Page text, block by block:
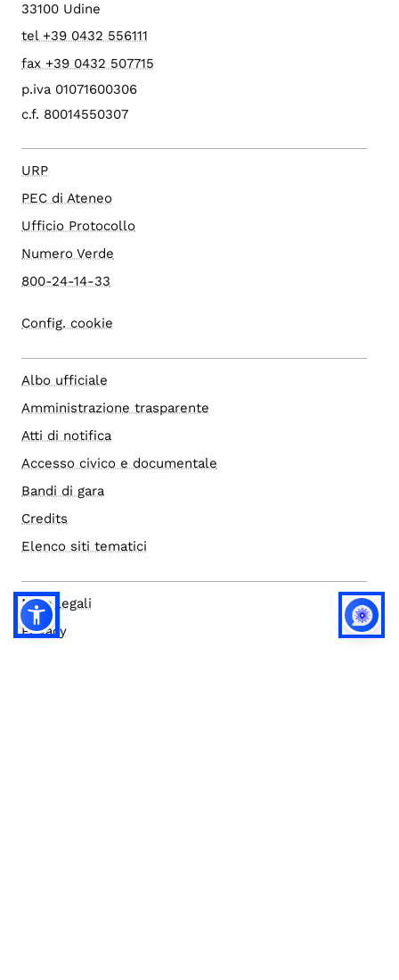
33100 Udine
tel +39 0432 556111
fax +39 0432 507715
p.iva 01071600306
c.f. 80014550307
URP
PEC di Ateneo
Ufficio Protocollo
Numero Verde
800-24-14-33
Config. cookie
Albo ufficiale
Amministrazione trasparente
Atti di notifica
Accesso civico e documentale
Bandi di gara
Credits
Elenco siti tematici
Note legali
Privacy